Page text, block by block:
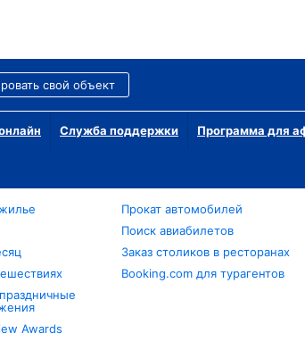
свой объект
Служба поддержки Программа для
Awards
Прокат автомобилей
Поиск авиабилетов
Заказ столиков в ресторанах
Booking.com для турагентов